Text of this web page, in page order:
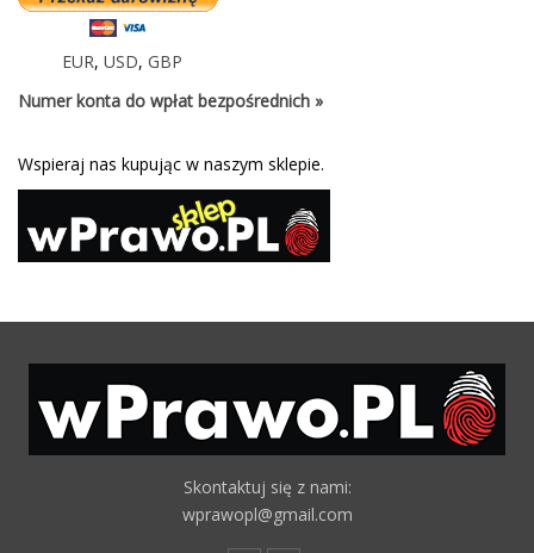
EUR, USD, GBP
Numer konta do wpłat bezpośrednich »
Wspieraj nas kupując w naszym sklepie.
Skontaktuj się z nami:
wprawopl@gmail.com